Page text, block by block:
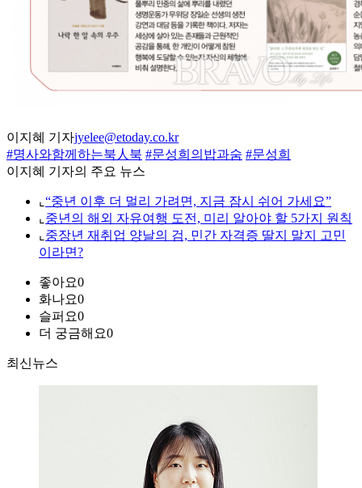
이지혜 기자jyelee@etoday.co.kr
#명사와함께하는북人북 #문성희의밥과숨 #문성희
이지혜 기자의 주요 뉴스
⌞ “중년 이후 더 멀리 가려면, 지금 잠시 쉬어 가세요”
⌞ 중년의 해외 자유여행 도전, 미리 알아야 할 5가지 원칙
⌞ 중장년 재취업 양날의 검, 민간 자격증 딸지 말지 고민
이라면?
좋아요0
화나요0
슬퍼요0
더 궁금해요0
최신뉴스